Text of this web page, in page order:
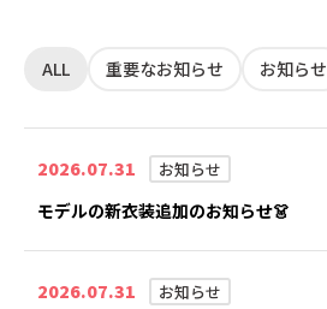
ALL 重要なお知らせ お知らせ
2026.07.31 お知らせ
モデルの新衣装追加のお知らせ👗
2026.07.31 お知らせ